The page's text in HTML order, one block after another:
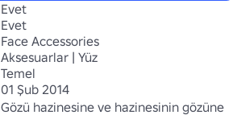
Evet
Evet
Face Accessories
Aksesuarlar | Yüz
Temel
01 Şub 2014
Gözü hazinesine ve hazinesinin gözüne